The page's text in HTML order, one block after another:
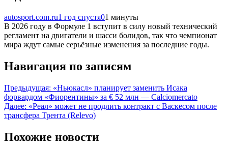
autosport.com.ru1 год спустя01 минуты
В 2026 году в Формуле 1 вступит в силу новый технический
регламент на двигатели и шасси болидов, так что чемпионат
мира ждут самые серьёзные изменения за последние годы.
Навигация по записям
Предыдущая: «Ньюкасл» планирует заменить Исака
форвардом «Фиорентины» за € 52 млн — Calciomercato
Далее: «Реал» может не продлить контракт с Васкесом после
трансфера Трента (Relevo)
Похожие новости